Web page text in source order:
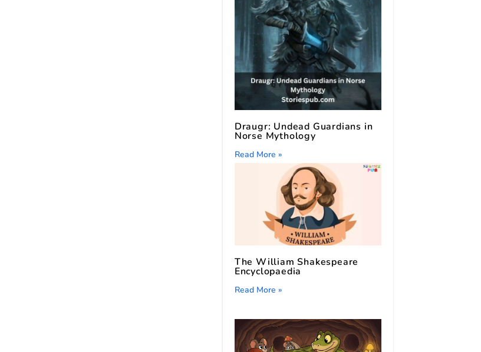
Draugr: Undead Guardians in
Norse Mythology
Read More »
The William Shakespeare
Encyclopaedia
Read More »